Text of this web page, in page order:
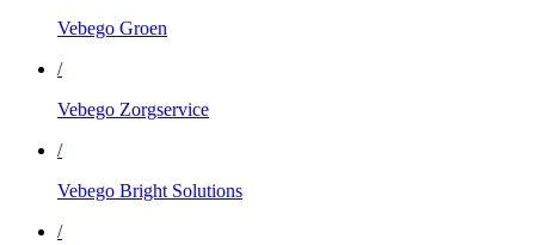
Vebego Groen
/
Vebego Zorgservice
/
Vebego Bright Solutions
/